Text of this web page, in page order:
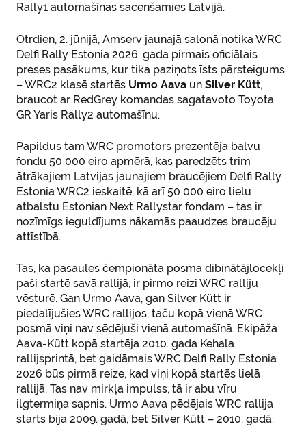
Rally1 automašīnas sacenšamies Latvijā.
Otrdien, 2. jūnijā, Amserv jaunajā salonā notika WRC
Delfi Rally Estonia 2026. gada pirmais oficiālais
preses pasākums, kur tika paziņots īsts pārsteigums
– WRC2 klasē startēs Urmo Aava unSilver Kütt,
braucot ar RedGrey komandas sagatavoto Toyota
GR Yaris Rally2 automašīnu.
Papildus tam WRC promotors prezentēja balvu
fondu 50 000 eiro apmērā, kas paredzēts trim
ātrākajiem Latvijas jaunajiem braucējiem Delfi Rally
Estonia WRC2 ieskaitē, kā arī 50 000 eiro lielu
atbalstu Estonian Next Rallystar fondam – tas ir
nozīmīgs ieguldījums nākamās paaudzes braucēju
attīstībā.
Tas, ka pasaules čempionāta posma dibinātājlocekļi
paši startē savā rallijā, ir pirmo reizi WRC ralliju
vēsturē. Gan Urmo Aava, gan Silver Kütt ir
piedalījušies WRC rallijos, taču kopā vienā WRC
posmā viņi nav sēdējuši vienā automašīnā. Ekipāža
Aava-Kütt kopā startēja 2010. gada Kehala
rallijsprintā, bet gaidāmais WRC Delfi Rally Estonia
2026 būs pirmā reize, kad viņi kopā startēs lielā
rallijā. Tas nav mirkļa impulss, tā ir abu vīru
ilgtermiņa sapnis. Urmo Aava pēdējais WRC rallija
starts bija 2009. gadā, bet Silver Kütt – 2010. gadā.